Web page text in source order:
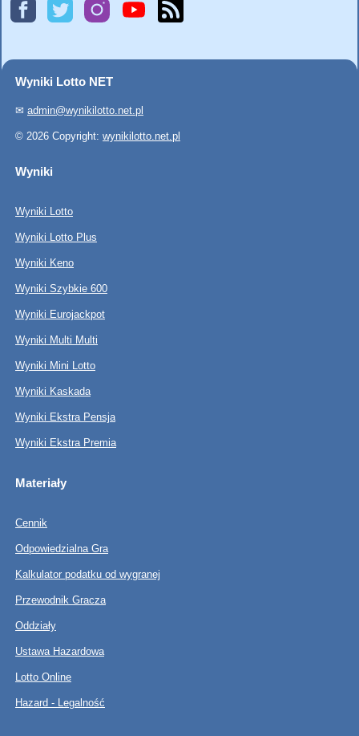
Wyniki Lotto NET
✉ admin@wynikilotto.net.pl
© 2026 Copyright: wynikilotto.net.pl
Wyniki
Wyniki Lotto
Wyniki Lotto Plus
Wyniki Keno
Wyniki Szybkie 600
Wyniki Eurojackpot
Wyniki Multi Multi
Wyniki Mini Lotto
Wyniki Kaskada
Wyniki Ekstra Pensja
Wyniki Ekstra Premia
Materiały
Cennik
Odpowiedzialna Gra
Kalkulator podatku od wygranej
Przewodnik Gracza
Oddziały
Ustawa Hazardowa
Lotto Online
Hazard - Legalność